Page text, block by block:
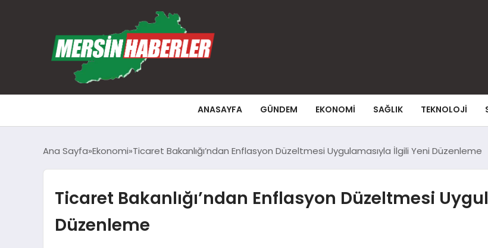
ANASAYFA GÜNDEM EKONOMI SAĞLIK TEKNOLOJI
Ana Sayfa Ekonomi Ticaret Bakanlığı’ndan Enflasyon Düzeltmesi Uygulamasıyla İlgili Yeni Düzenleme
Ticaret Bakanlığı’ndan Enflasyon Düzeltmesi
Düzenleme